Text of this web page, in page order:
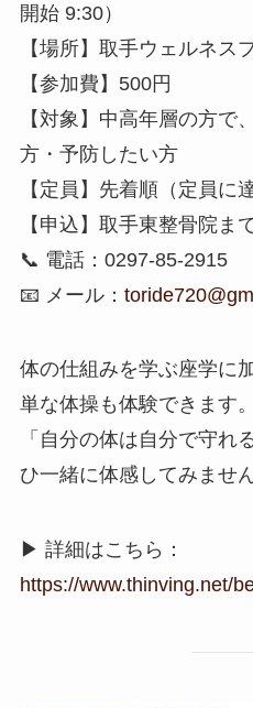
開始 9:30）
【場所】取手ウェルネス
【参加費】500円
【対象】中高年層の方で
方・予防したい方
【定員】先着順（定員に
【申込】取手東整骨院ま
📞 電話：0297‑85‑2915
📧 メール：
体の仕組みを学ぶ座学に
単な体操も体験できます。
「自分の体は自分で守れ
ひ一緒に体感してみませ
▶ 詳細はこちら：
https://www.thinving.net/